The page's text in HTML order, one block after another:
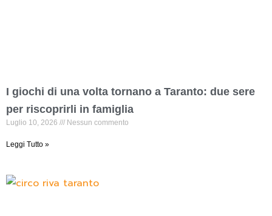
I giochi di una volta tornano a Taranto: due sere
per riscoprirli in famiglia
Luglio 10, 2026 Nessun commento
Leggi Tutto »